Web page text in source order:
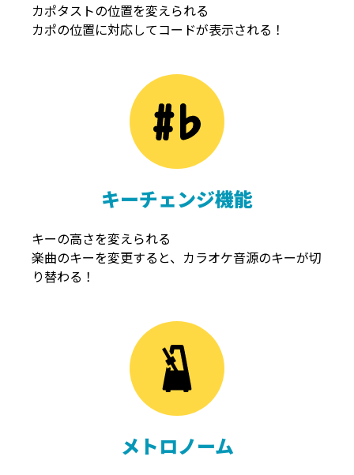
カポタストの位置を変えられる
カポの位置に対応してコードが表示される！
キーチェンジ機能
キーの高さを変えられる
楽曲のキーを変更すると、カラオケ音源のキーが切
り替わる！
メトロノーム